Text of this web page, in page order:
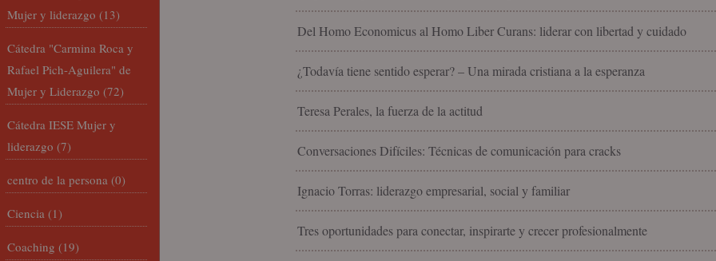
Del Homo Economicus al Homo Liber Curans: liderar con libertad y cuidado
¿Todavía tiene sentido esperar? – Una mirada cristiana a la esperanza
Teresa Perales, la fuerza de la actitud
Conversaciones Difíciles: Técnicas de comunicación para cracks
Ignacio Torras: liderazgo empresarial, social y familiar
Tres oportunidades para conectar, inspirarte y crecer profesionalmente
Mujer y liderazgo (13)
Cátedra "Carmina Roca y
Rafael Pich-Aguilera" de
Mujer y Liderazgo (72)
Cátedra IESE Mujer y
liderazgo (7)
centro de la persona (0)
Ciencia (1)
Coaching (19)